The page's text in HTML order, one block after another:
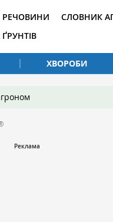
РЕЧОВИНИ
СЛОВНИК
ХВОРОБИ